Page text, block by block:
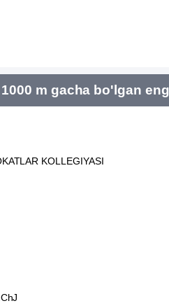
m gacha bo'lgan
KOLLEGIYASI